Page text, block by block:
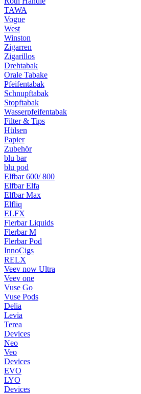
TAWA
Vogue
West
Winston
Zigarren
Zigarillos
Drehtabak
Orale Tabake
Pfeifentabak
Schnupftabak
Stopftabak
Wasserpfeifentabak
Filter & Tips
Hülsen
Papier
Zubehör
blu bar
blu pod
Elfbar 600/ 800
Elfbar Elfa
Elfbar Max
Elfliq
ELFX
Flerbar Liquids
Flerbar M
Flerbar Pod
InnoCigs
RELX
Veev now Ultra
Veev one
Vuse Go
Vuse Pods
Delia
Levia
Terea
Devices
Neo
Veo
Devices
EVO
LYO
Devices